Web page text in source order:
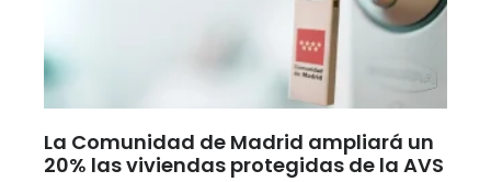
La Comunidad de Madrid ampliará un
20% las viviendas protegidas de la AVS